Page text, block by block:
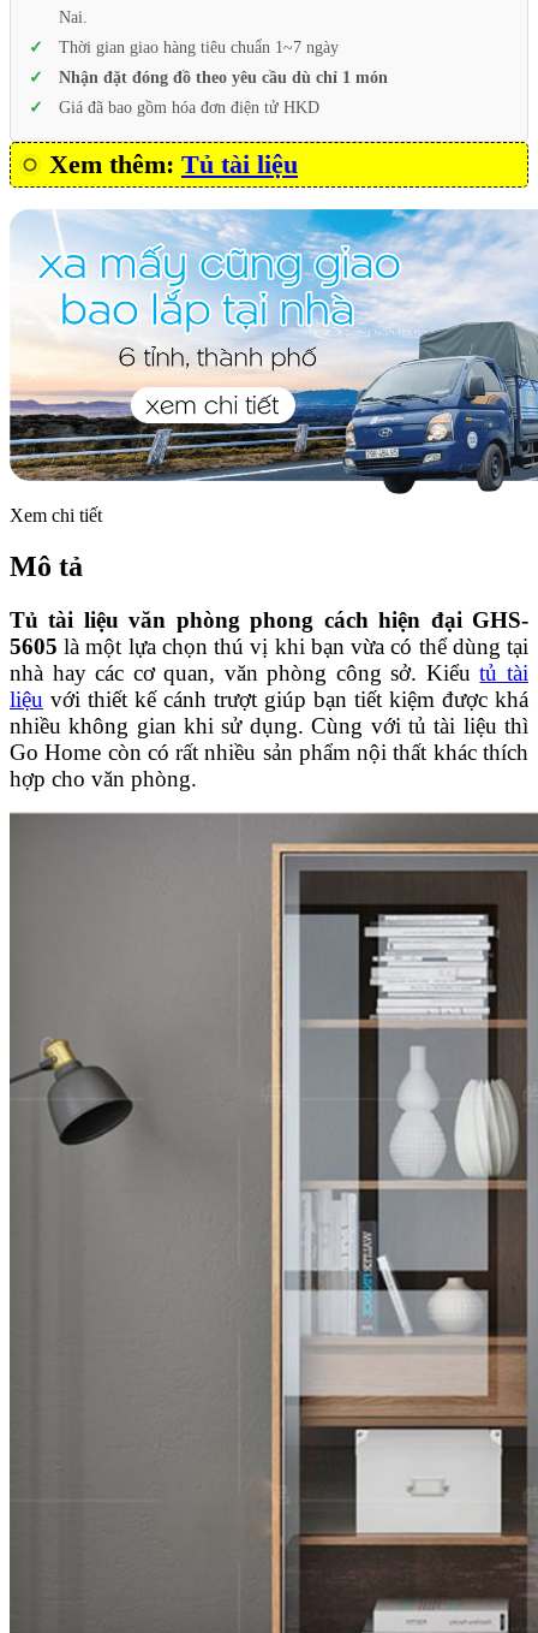
Nai.
Thời gian giao hàng tiêu chuẩn 1~7 ngày
Nhận đặt đóng đồ theo yêu cầu dù chỉ 1 món
Giá đã bao gồm hóa đơn điện tử HKD
Xem thêm: Tủ tài liệu
Xem chi tiết
Mô tả
Tủ tài liệu văn phòng phong cách hiện đại GHS-
5605 là một lựa chọn thú vị khi bạn vừa có thể dùng tại
nhà hay các cơ quan, văn phòng công sở. Kiểutủ tài
liệu với thiết kế cánh trượt giúp bạn tiết kiệm được khá
nhiều không gian khi sử dụng. Cùng với tủ tài liệu thì
Go Home còn có rất nhiều sản phẩm nội thất khác thích
hợp cho văn phòng.